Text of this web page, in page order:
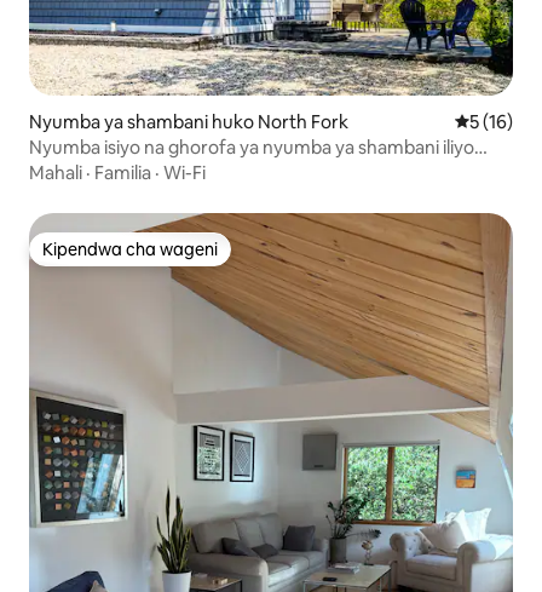
Nyumba ya shambani huko North Fork Ukadiriaji
5 (16)
Nyumba isiyo na ghorofa ya nyumba ya shambani iliyo
ufukweni
Mahali · Familia · Wi-Fi
Kipendwa cha wageni
Kipendwa cha wageni